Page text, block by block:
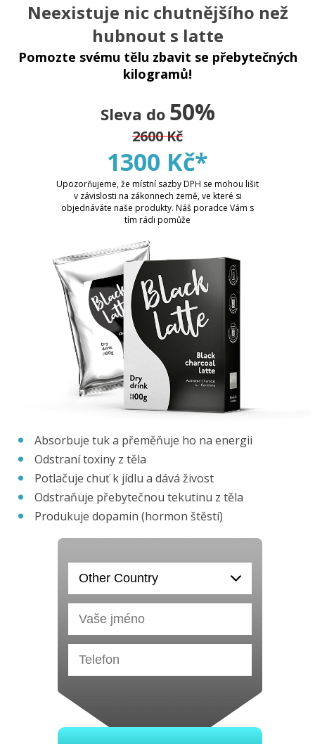
Neexistuje nic chutnějšího než
hubnout s latte
Pomozte svému tělu zbavit se přebytečných
kilogramů!
Sleva do 50%
2600 Kč
1300 Kč*
Upozorňujeme, že místní sazby DPH se mohou lišit
v závislosti na zákonnech země, ve které si
objednáváte naše produkty. Náš poradce Vám s
tím rádi pomůže
Absorbuje tuk a přeměňuje ho na energii
Odstraní toxiny z těla
Potlačuje chuť k jídlu a dává živost
Odstraňuje přebytečnou tekutinu z těla
Produkuje dopamin (hormon štěstí)